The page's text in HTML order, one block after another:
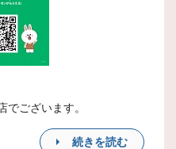
でございます。
続きを読む